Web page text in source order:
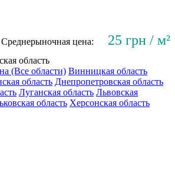
Среднерыночная цена: 25 грн / м²
область
(Все области) Винницкая область
область Днепропетровская область
Луганская область Львовская
область Херсонская область